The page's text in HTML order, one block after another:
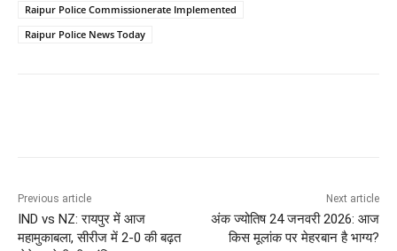
Raipur Police Commissionerate Implemented
Raipur Police News Today
Previous article
IND vs NZ: रायपुर में आज
महामुकाबला, सीरीज में 2-0 की बढ़त
Next article
अंक ज्योतिष 24 जनवरी 2026: आज
किस मूलांक पर मेहरबान है भाग्य?